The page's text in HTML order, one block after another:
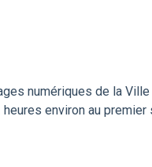
numériques de la
environ au